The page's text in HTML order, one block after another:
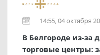
14:55, 04 октября
В Белгороде из-за
торговые центры: